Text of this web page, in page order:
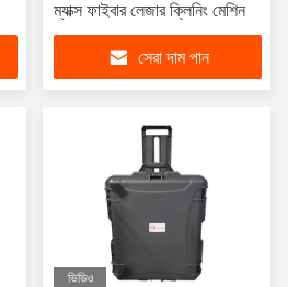
ম্যাক্স ফাইবার লেজার ক্লিনিং মেশিন
সেরা দাম পান
ভিডিও